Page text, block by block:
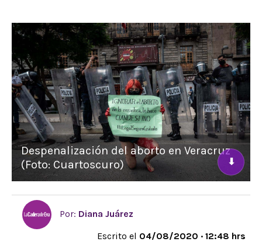
Despenalización del aborto en Veracruz
(Foto: Cuartoscuro)
⬇
Por: Diana Juárez
Escrito el 04/08/2020 · 12:48 hrs